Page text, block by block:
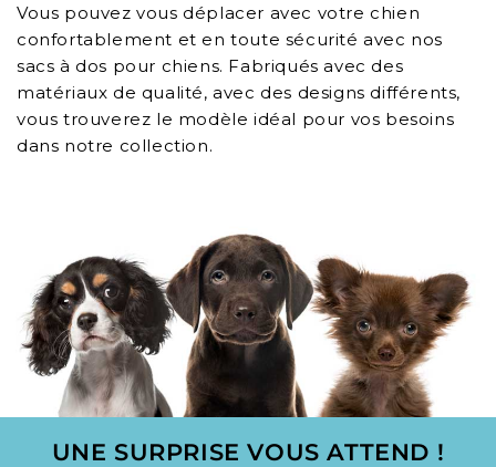
Vous pouvez vous déplacer avec votre chien
confortablement et en toute sécurité avec nos
sacs à dos pour chiens. Fabriqués avec des
matériaux de qualité, avec des designs différents,
vous trouverez le modèle idéal pour vos besoins
dans notre collection.
UNE SURPRISE VOUS ATTEND !